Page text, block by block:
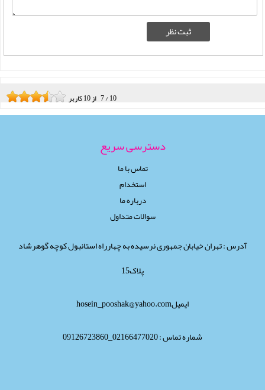
7/10 از10کاربر
دسترسی سریع
تماس با ما
استخدام
درباره ما
سوالات متداول
آدرس : تهران خیابان جمهوری نرسیده به چهارراه استانبول کوچه گوهرشاد
پلاک15
ایمیلhosein_pooshak@yahoo.com
شماره تماس : 02166477020_09126723860